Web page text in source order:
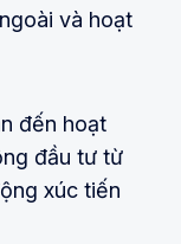
và hoạt
đến hoạt
đầu tư từ
xúc tiến